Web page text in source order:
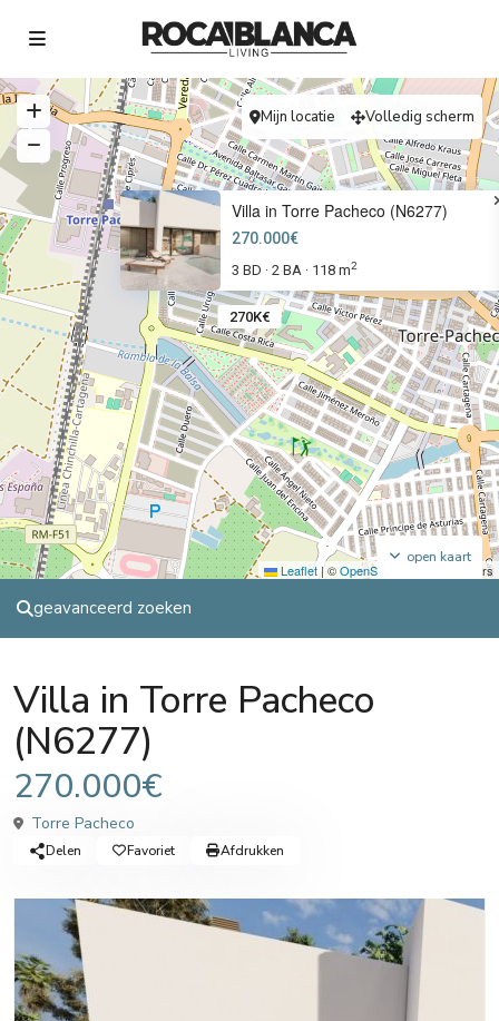
270K€
Villa in Torre Pacheco (N6277)
270.000€
3 BD · 2 BA · 118 m2
Leaflet |©OpenStreetMap contributors
open kaart
Mijn locatie Volledig scherm
geavanceerd zoeken
Villa in Torre Pacheco
(N6277)
270.000€
Torre Pacheco
Delen Favoriet Afdrukken